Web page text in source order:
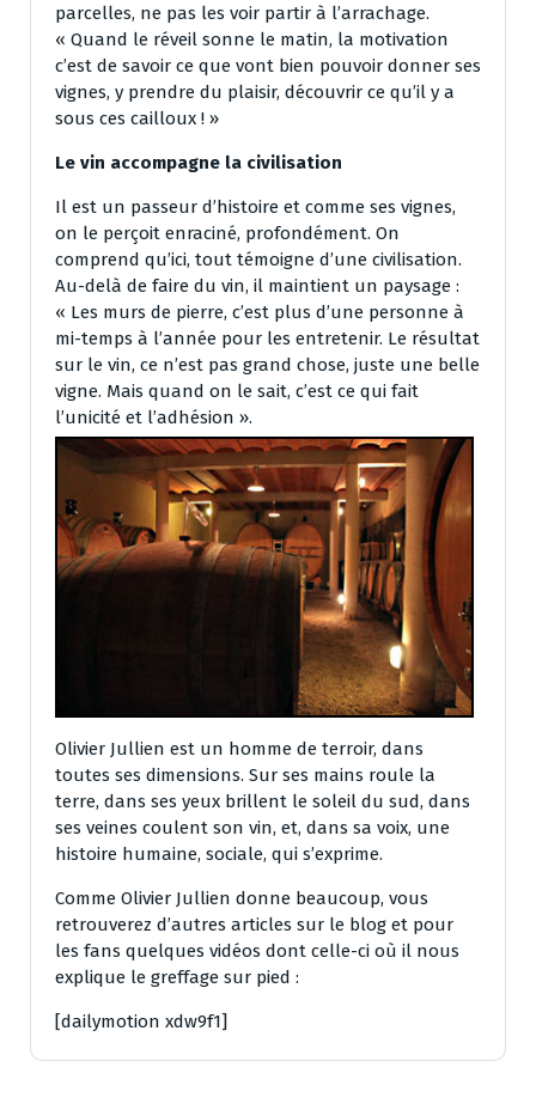
parcelles, ne pas les voir partir à l’arrachage.
« Quand le réveil sonne le matin, la motivation
c’est de savoir ce que vont bien pouvoir donner ses
vignes, y prendre du plaisir, découvrir ce qu’il y a
sous ces cailloux ! »
Le vin accompagne la civilisation
Il est un passeur d’histoire et comme ses vignes,
on le perçoit enraciné, profondément. On
comprend qu’ici, tout témoigne d’une civilisation.
Au-delà de faire du vin, il maintient un paysage :
« Les murs de pierre, c’est plus d’une personne à
mi-temps à l’année pour les entretenir. Le résultat
sur le vin, ce n’est pas grand chose, juste une belle
vigne. Mais quand on le sait, c’est ce qui fait
l’unicité et l’adhésion ».
Olivier Jullien est un homme de terroir, dans
toutes ses dimensions. Sur ses mains roule la
terre, dans ses yeux brillent le soleil du sud, dans
ses veines coulent son vin, et, dans sa voix, une
histoire humaine, sociale, qui s’exprime.
Comme Olivier Jullien donne beaucoup, vous
retrouverez d’autres articles sur le blog et pour
les fans quelques vidéos dont celle-ci où il nous
explique le greffage sur pied :
[dailymotion xdw9f1]